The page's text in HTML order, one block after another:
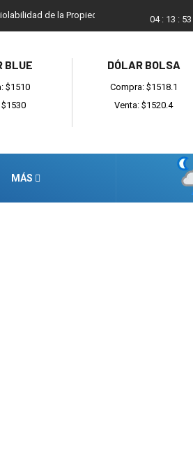
de la Propiedad Privada 04: 13 : 54
BLUE
$1510
DÓLAR BOLSA
Compra: $1518.1
Venta: $1520.4
MÁS